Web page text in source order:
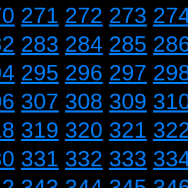
271 272 273
283 284 285
295 296 297
307 308 309
319 320 321
331 332 333